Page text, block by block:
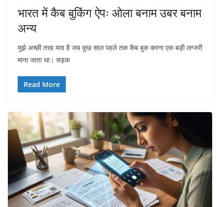
भारत में कैब बुकिंग ऐपः ओला बनाम उबर बनाम
अन्य
मुझे अच्छी तरह याद है जब कुछ साल पहले तक कैब बुक करना एक बड़ी लग्जरी
माना जाता था। सड़क
Read More